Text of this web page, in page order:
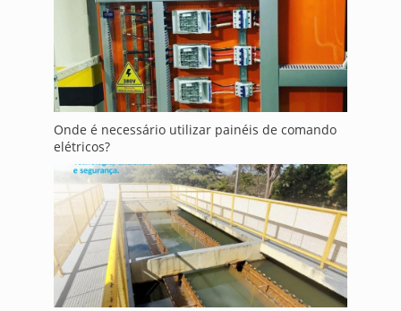
Onde é necessário utilizar painéis de comando
elétricos?